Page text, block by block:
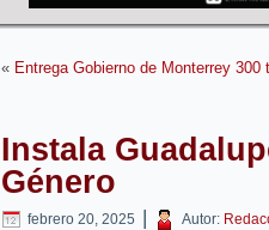
« Entrega Gobierno de Monterrey
Instala
Género
febrero 20, 2025 | Autor: